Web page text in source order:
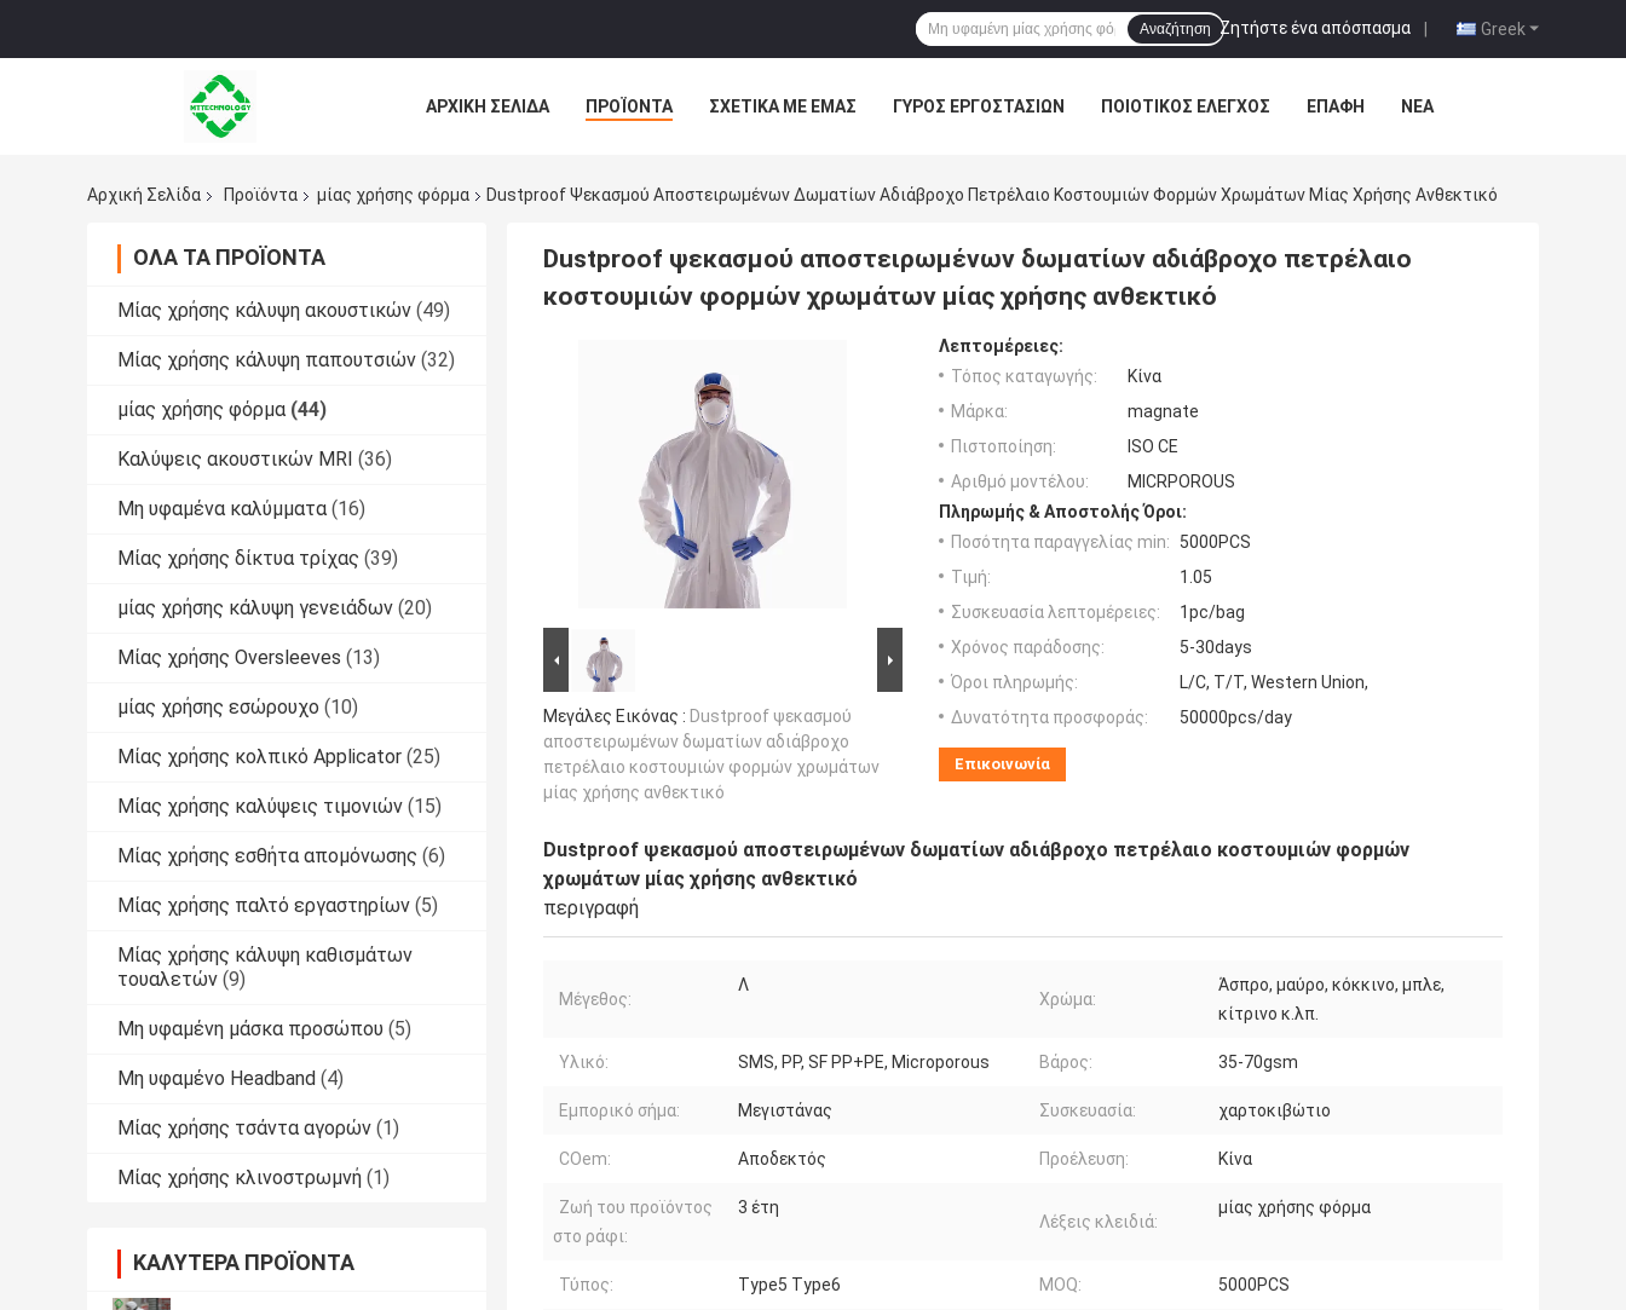
Greek
Ζητήστε ένα απόσπασμα |
Αναζήτηση
ΑΡΧΙΚΉ ΣΕΛΊΔΑ ΠΡΟΪΌΝΤΑ ΣΧΕΤΙΚΆ ΜΕ ΕΜΆΣ ΓΎΡΟΣ ΕΡΓΟΣΤΑΣΊΩΝ ΠΟΙΟΤΙΚΌΣ ΈΛΕΓΧΟΣ ΕΠΑΦΉ ΝΈΑ
Αρχική Σελίδα
Προϊόντα μίας χρήσης φόρμα Dustproof Ψεκασμού Αποστειρωμένων Δωματίων Αδιάβροχο Πετρέλαιο Κοστουμιών Φορμών Χρωμάτων Μίας Χρήσης Ανθεκτικό
ΌΛΑ ΤΑ ΠΡΟΪΌΝΤΑ
Μίας χρήσης κάλυψη ακουστικών (49)
Μίας χρήσης κάλυψη παπουτσιών (32)
μίας χρήσης φόρμα (44)
Καλύψεις ακουστικών MRI (36)
Μη υφαμένα καλύμματα (16)
Μίας χρήσης δίκτυα τρίχας (39)
μίας χρήσης κάλυψη γενειάδων (20)
Μίας χρήσης Oversleeves (13)
μίας χρήσης εσώρουχο (10)
Μίας χρήσης κολπικό Applicator (25)
Μίας χρήσης καλύψεις τιμονιών (15)
Μίας χρήσης εσθήτα απομόνωσης (6)
Μίας χρήσης παλτό εργαστηρίων (5)
Μίας χρήσης κάλυψη καθισμάτων
τουαλετών (9)
Μη υφαμένη μάσκα προσώπου (5)
Μη υφαμένο Headband (4)
Μίας χρήσης τσάντα αγορών (1)
Μίας χρήσης κλινοστρωμνή (1)
ΚΑΛΎΤΕΡΑ ΠΡΟΪΌΝΤΑ
Dustproof ψεκασμού αποστειρωμένων δωματίων αδιάβροχο πετρέλαιο
κοστουμιών φορμών χρωμάτων μίας χρήσης ανθεκτικό
Μεγάλες Εικόνας : Dustproof ψεκασμού
αποστειρωμένων δωματίων αδιάβροχο
πετρέλαιο κοστουμιών φορμών χρωμάτων
μίας χρήσης ανθεκτικό
Λεπτομέρειες:
Τόπος καταγωγής:
Κίνα
Μάρκα:
magnate
Πιστοποίηση:
ISO CE
Αριθμό μοντέλου:
MICRPOROUS
Πληρωμής & Αποστολής Όροι:
Ποσότητα παραγγελίας min:
5000PCS
Τιμή:
1.05
Συσκευασία λεπτομέρειες:
1pc/bag
Χρόνος παράδοσης:
5-30days
Όροι πληρωμής:
L/C, T/T, Western Union,
Δυνατότητα προσφοράς:
50000pcs/day
Επικοινωνία
Dustproof ψεκασμού αποστειρωμένων δωματίων αδιάβροχο πετρέλαιο κοστουμιών φορμών
χρωμάτων μίας χρήσης ανθεκτικό
περιγραφή
Μέγεθος:
Λ
Χρώμα:
Άσπρο, μαύρο, κόκκινο, μπλε,
κίτρινο κ.λπ.
Υλικό: SMS, PP, SF PP+PE, Microporous Βάρος: 35-70gsm
Εμπορικό σήμα: Μεγιστάνας Συσκευασία: χαρτοκιβώτιο
COem: Αποδεκτός Προέλευση: Κίνα
Ζωή του προϊόντος
στο ράφι:
3 έτη
Λέξεις κλειδιά:
μίας χρήσης φόρμα
Τύπος: Type5 Type6 MOQ: 5000PCS